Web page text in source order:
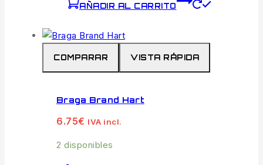
AÑADIR AL CARRITO
COMPARAR VISTA RÁPIDA
Braga Brand Hart
6.75€ IVA incl.
2 disponibles